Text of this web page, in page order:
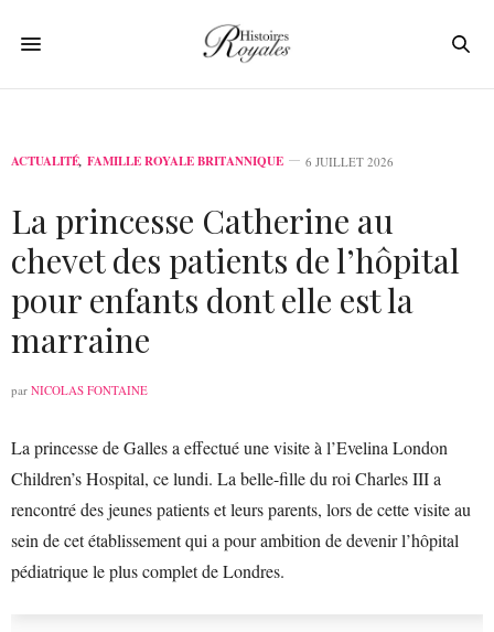
ACTUALITÉ, FAMILLE ROYALE BRITANNIQUE 6 JUILLET 2026
La princesse Catherine au
chevet des patients de l’hôpital
pour enfants dont elle est la
marraine
par NICOLAS FONTAINE
La princesse de Galles a effectué une visite à l’Evelina London
Children’s Hospital, ce lundi. La belle-fille du roi Charles III a
rencontré des jeunes patients et leurs parents, lors de cette visite au
sein de cet établissement qui a pour ambition de devenir l’hôpital
pédiatrique le plus complet de Londres.